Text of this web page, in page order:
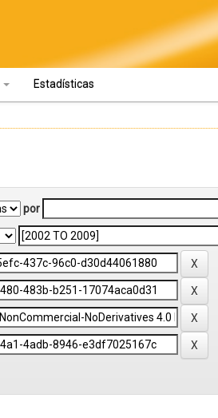
Estadísticas
por